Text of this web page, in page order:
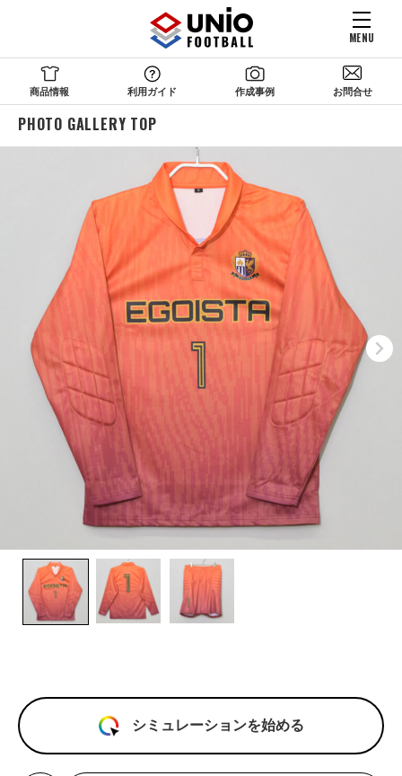
MENU
商品情報 利用ガイド 作成事例 お問合せ
PHOTO GALLERY TOP
シミュレーションを始める